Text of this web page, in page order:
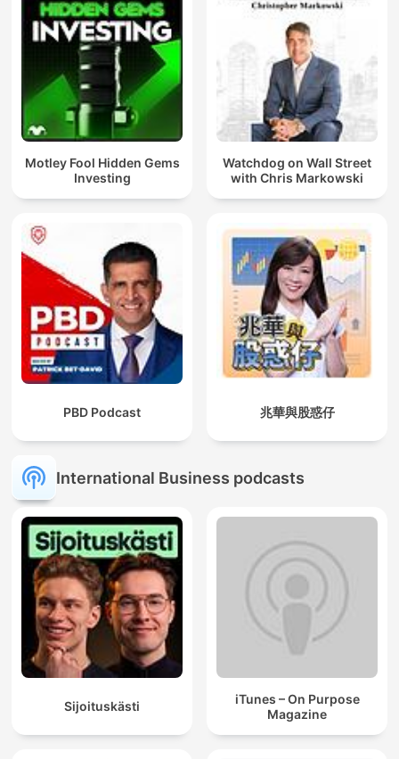
Motley Fool Hidden Gems
Investing
Watchdog on Wall Street
with Chris Markowski
PBD Podcast 兆華與股惑仔
International Business podcasts
Sijoituskästi
iTunes – On Purpose
Magazine